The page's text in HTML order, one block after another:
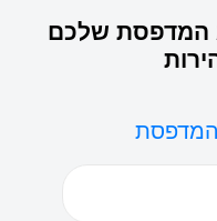
המדפסת שלכם
המדפסת